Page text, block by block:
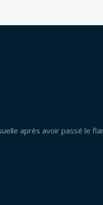
après avoir passé le